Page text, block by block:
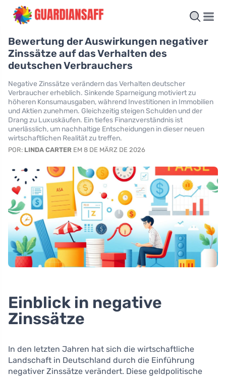
Bewertung der Auswirkungen negativer
Zinssätze auf das Verhalten des
deutschen Verbrauchers
Negative Zinssätze verändern das Verhalten deutscher
Verbraucher erheblich. Sinkende Sparneigung motiviert zu
höheren Konsumausgaben, während Investitionen in Immobilien
und Aktien zunehmen. Gleichzeitig steigen Schulden und der
Drang zu Luxuskäufen. Ein tiefes Finanzverständnis ist
unerlässlich, um nachhaltige Entscheidungen in dieser neuen
wirtschaftlichen Realität zu treffen.
POR: LINDA CARTER EM 8 DE MÄRZ DE 2026
Einblick in negative
Zinssätze
In den letzten Jahren hat sich die wirtschaftliche
Landschaft in Deutschland durch die Einführung
negativer Zinssätze verändert. Diese geldpolitische